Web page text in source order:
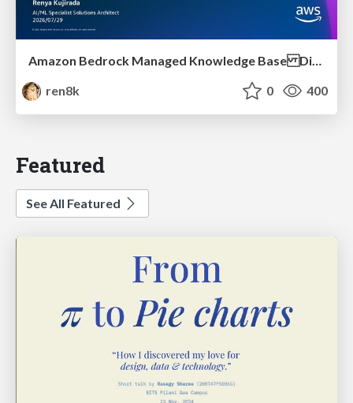
Amazon Bedrock Managed Knowledge Base Dive Deep
ren8k
0 400
Featured
See All Featured